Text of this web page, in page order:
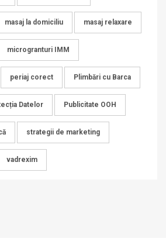
masaj la domiciliu masaj relaxare
microgranturi IMM
periaj corect Plimbări cu Barca
Datelor Publicitate OOH
strategii de marketing
vadrexim